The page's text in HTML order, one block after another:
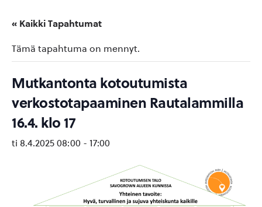
« Kaikki Tapahtumat
Tämä tapahtuma on mennyt.
Mutkantonta kotoutumista
verkostotapaaminen Rautalammilla
16.4. klo 17
ti 8.4.2025 08:00 - 17:00